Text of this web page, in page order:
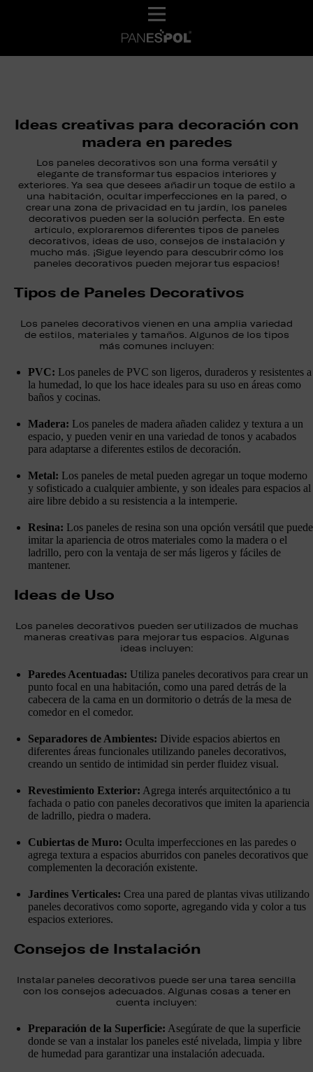
Ideas creativas para decoración con
madera en paredes
Los paneles decorativos son una forma versátil y
elegante de transformar tus espacios interiores y
exteriores. Ya sea que desees añadir un toque de estilo a
una habitación, ocultar imperfecciones en la pared, o
crear una zona de privacidad en tu jardín, los paneles
decorativos pueden ser la solución perfecta. En este
artículo, exploraremos diferentes tipos de paneles
decorativos, ideas de uso, consejos de instalación y
mucho más. ¡Sigue leyendo para descubrir cómo los
paneles decorativos pueden mejorar tus espacios!
Tipos de Paneles Decorativos
Los paneles decorativos vienen en una amplia variedad
de estilos, materiales y tamaños. Algunos de los tipos
más comunes incluyen:
PVC: Los paneles de PVC son ligeros, duraderos y resistentes a
la humedad, lo que los hace ideales para su uso en áreas como
baños y cocinas.
Madera: Los paneles de madera añaden calidez y textura a un
espacio, y pueden venir en una variedad de tonos y acabados
para adaptarse a diferentes estilos de decoración.
Metal: Los paneles de metal pueden agregar un toque moderno
y sofisticado a cualquier ambiente, y son ideales para espacios al
aire libre debido a su resistencia a la intemperie.
Resina: Los paneles de resina son una opción versátil que puede
imitar la apariencia de otros materiales como la madera o el
ladrillo, pero con la ventaja de ser más ligeros y fáciles de
mantener.
Ideas de Uso
Los paneles decorativos pueden ser utilizados de muchas
maneras creativas para mejorar tus espacios. Algunas
ideas incluyen:
Paredes Acentuadas: Utiliza paneles decorativos para crear un
punto focal en una habitación, como una pared detrás de la
cabecera de la cama en un dormitorio o detrás de la mesa de
comedor en el comedor.
Separadores de Ambientes: Divide espacios abiertos en
diferentes áreas funcionales utilizando paneles decorativos,
creando un sentido de intimidad sin perder fluidez visual.
Revestimiento Exterior: Agrega interés arquitectónico a tu
fachada o patio con paneles decorativos que imiten la apariencia
de ladrillo, piedra o madera.
Cubiertas de Muro: Oculta imperfecciones en las paredes o
agrega textura a espacios aburridos con paneles decorativos que
complementen la decoración existente.
Jardines Verticales: Crea una pared de plantas vivas utilizando
paneles decorativos como soporte, agregando vida y color a tus
espacios exteriores.
Consejos de Instalación
Instalar paneles decorativos puede ser una tarea sencilla
con los consejos adecuados. Algunas cosas a tener en
cuenta incluyen:
Preparación de la Superficie: Asegúrate de que la superficie
donde se van a instalar los paneles esté nivelada, limpia y libre
de humedad para garantizar una instalación adecuada.